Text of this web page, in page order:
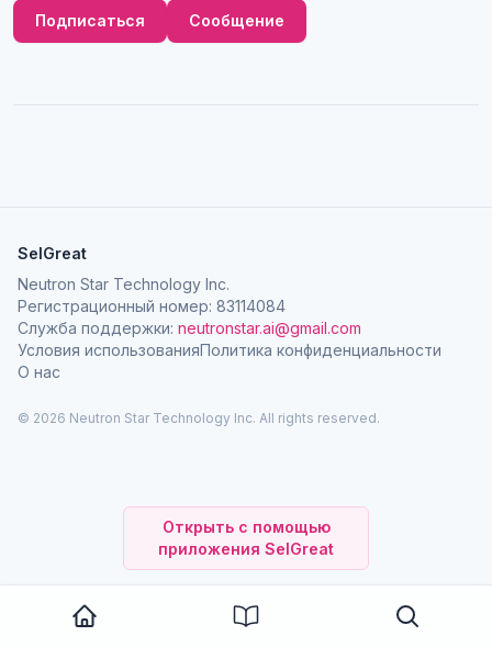
Открыть с помощью
приложения SelGreat
Подписаться Сообщение
SelGreat
Neutron Star Technology Inc.
Регистрационный номер: 83114084
Служба поддержки: neutronstar.ai@gmail.com
Условия использованияПолитика конфиденциальности
О нас
© 2026 Neutron Star Technology Inc. All rights reserved.